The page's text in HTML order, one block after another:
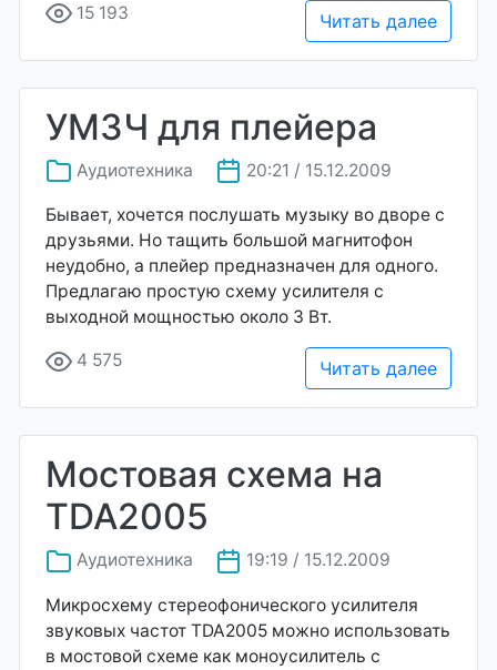
15 193 Читать далее
УМЗЧ для плейера
Аудиотехника 20:21 / 15.12.2009
Бывает, хочется послушать музыку во дворе с
друзьями. Но тащить большой магнитофон
неудобно, а плейер предназначен для одного.
Предлагаю простую схему усилителя с
выходной мощностью около 3 Вт.
4 575 Читать далее
Мостовая схема на
TDA2005
Аудиотехника 19:19 / 15.12.2009
Микросхему стереофонического усилителя
звуковых частот TDA2005 можно использовать
в мостовой схеме как моноусилитель с